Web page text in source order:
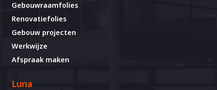
Gebouwraamfolies
Renovatiefolies
Gebouw projecten
Werkwijze
Afspraak maken
Luna